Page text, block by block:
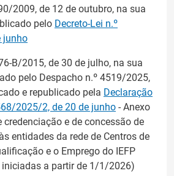
2009, de 12 de outubro, na sua
pelo Decreto-Lei n.º
junho
B/2015, de 30 de julho, na sua
pelo Despacho n.º 4519/2025,
e republicado pela Declaração
2025/2, de 20 de junho - Anexo
credenciação e de concessão de
entidades da rede de Centros de
e o Emprego do IEFP
iniciadas a partir de 1/1/2026)